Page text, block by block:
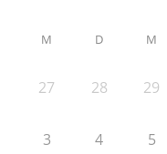
M D M
27 28 29
3 4 5